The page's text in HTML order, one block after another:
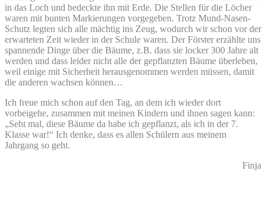
in das Loch und bedeckte ihn mit Erde. Die Stellen für die Löcher
waren mit bunten Markierungen vorgegeben. Trotz Mund-Nasen-
Schutz legten sich alle mächtig ins Zeug, wodurch wir schon vor der
erwarteten Zeit wieder in der Schule waren. Der Förster erzählte uns
spannende Dinge über die Bäume, z.B. dass sie locker 300 Jahre alt
werden und dass leider nicht alle der gepflanzten Bäume überleben,
weil einige mit Sicherheit herausgenommen werden müssen, damit
die anderen wachsen können…
Ich freue mich schon auf den Tag, an dem ich wieder dort
vorbeigehe, zusammen mit meinen Kindern und ihnen sagen kann:
„Seht mal, diese Bäume da habe ich gepflanzt, als ich in der 7.
Klasse war!“ Ich denke, dass es allen Schülern aus meinem
Jahrgang so geht.
Finja